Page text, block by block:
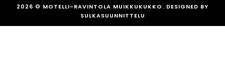
2026 © MOTELLI-RAVINTOLA MUIKKUKUKKO. DESIGNED BY
SULKASUUNNITTELU